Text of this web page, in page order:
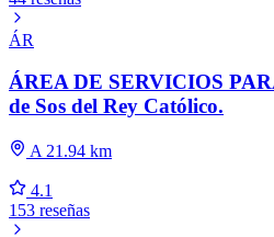
ÁR
ÁREA DE SERVICIOS
de Sos del Rey Católico.
A 21.94 km
4.1
153 reseñas